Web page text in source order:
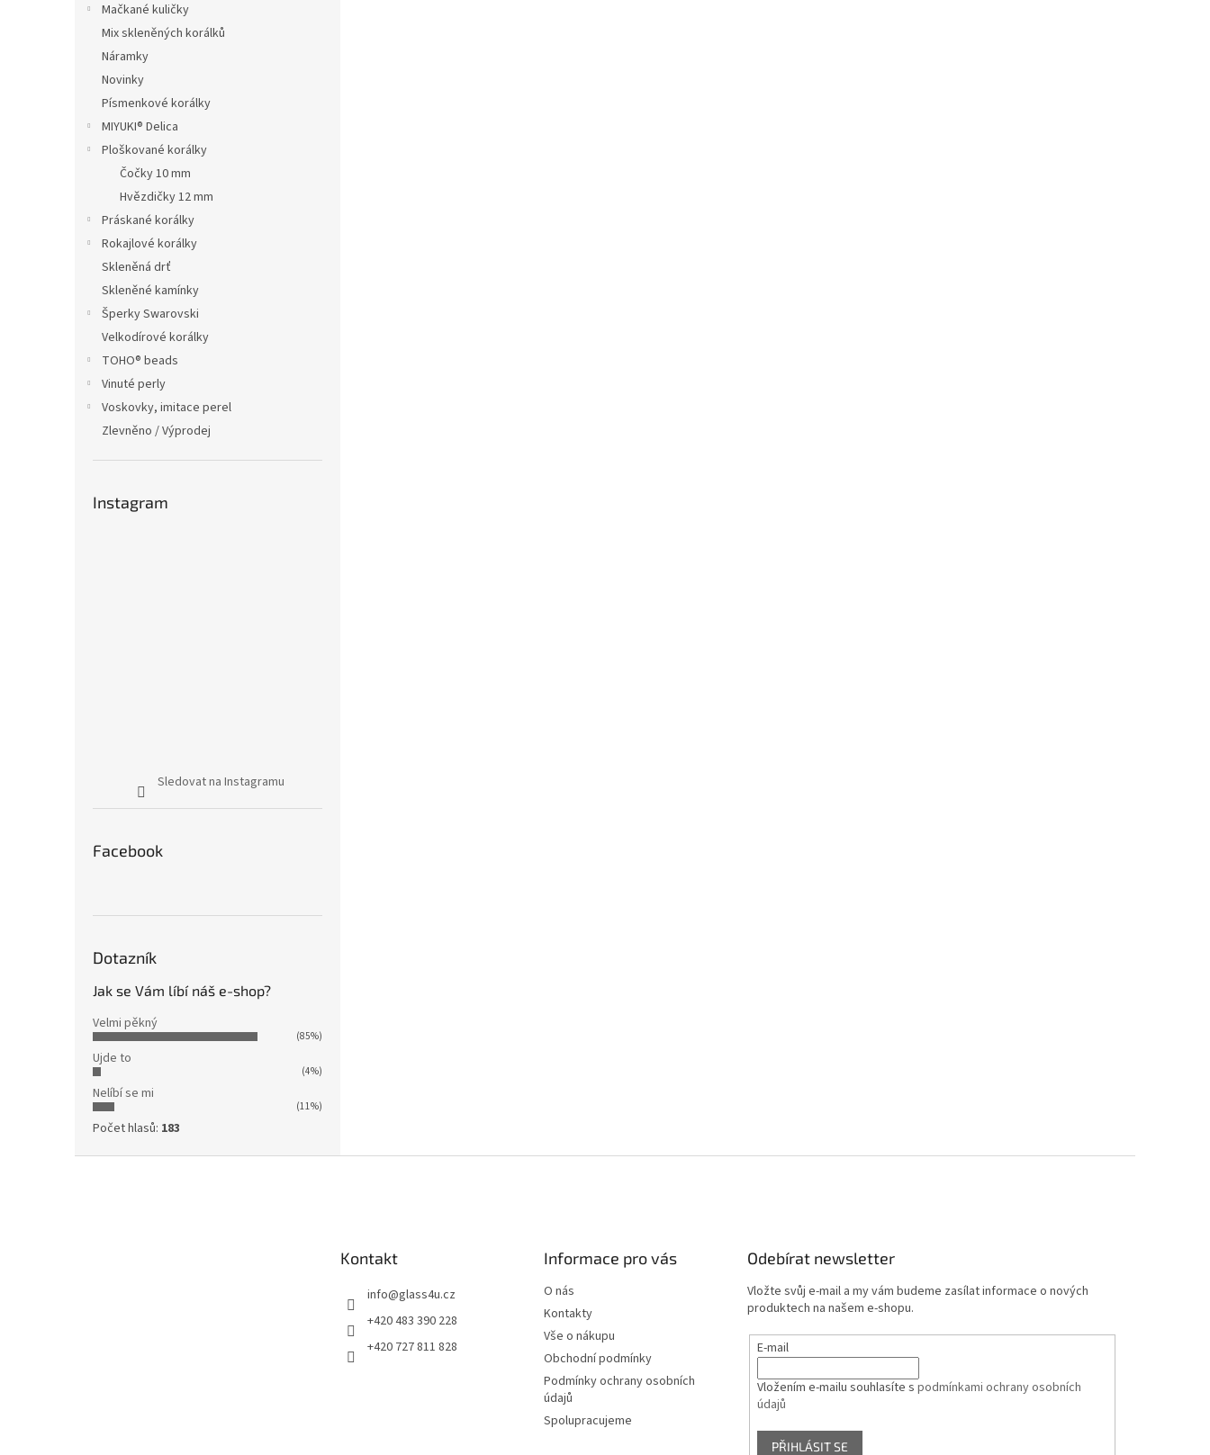
Mačkané kuličky
Mix skleněných korálků
Náramky
Novinky
Písmenkové korálky
MIYUKI® Delica
Ploškované korálky
Čočky 10 mm
Hvězdičky 12 mm
Práskané korálky
Rokajlové korálky
Skleněná drť
Skleněné kamínky
Šperky Swarovski
Velkodírové korálky
TOHO® beads
Vinuté perly
Voskovky, imitace perel
Zlevněno / Výprodej
Instagram
Sledovat na Instagramu
Facebook
Dotazník
Jak se Vám líbí náš e-shop?
Velmi pěkný
(85%)
Ujde to
(4%)
Nelíbí se mi
(11%)
Počet hlasů: 183
Kontakt
info@glass4u.cz
+420 483 390 228
+420 727 811 828
Informace pro vás
O nás
Kontakty
Vše o nákupu
Obchodní podmínky
Podmínky ochrany osobních
údajů
Spolupracujeme
Odebírat newsletter
Vložte svůj e-mail a my vám budeme zasílat informace o nových
produktech na našem e-shopu.
E-mail
Vložením e-mailu souhlasíte spodmínkami ochrany osobních
údajů
PŘIHLÁSIT SE